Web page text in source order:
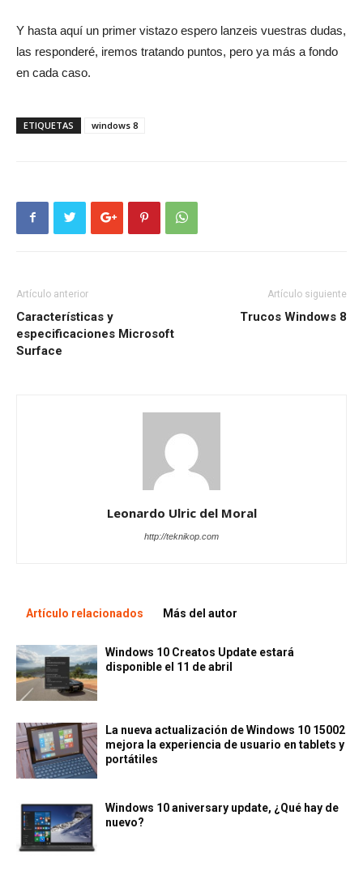
Y hasta aquí un primer vistazo espero lanzeis vuestras dudas,
las responderé, iremos tratando puntos, pero ya más a fondo
en cada caso.
ETIQUETAS windows 8
Artículo anterior
Características y
especificaciones Microsoft
Surface
Artículo siguiente
Trucos Windows 8
Leonardo Ulric del Moral
http://teknikop.com
Artículo relacionados Más del autor
Windows 10 Creatos Update estará
disponible el 11 de abril
La nueva actualización de Windows 10 15002
mejora la experiencia de usuario en tablets y
portátiles
Windows 10 aniversary update, ¿Qué hay de
nuevo?